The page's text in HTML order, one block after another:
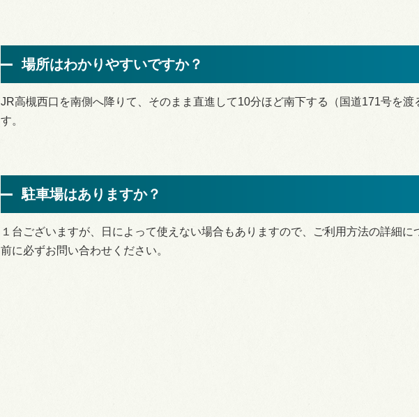
場所はわかりやすいですか？
JR高槻西口を南側へ降りて、そのまま直進して10分ほど南下する（国道171号を渡
す。
駐車場はありますか？
１台ございますが、日によって使えない場合もありますので、ご利用方法の詳細に
前に必ずお問い合わせください。